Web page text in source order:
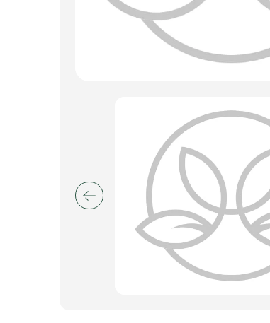
Искусственные цветы и растения
Декоративные вазы, кашпо
Изделия из металла
Сухоцветы